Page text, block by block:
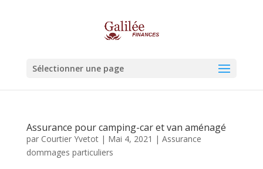
Sélectionner une page
Assurance pour camping-car et van aménagé
par Courtier Yvetot| Mai 4, 2021 | Assurance
dommages particuliers